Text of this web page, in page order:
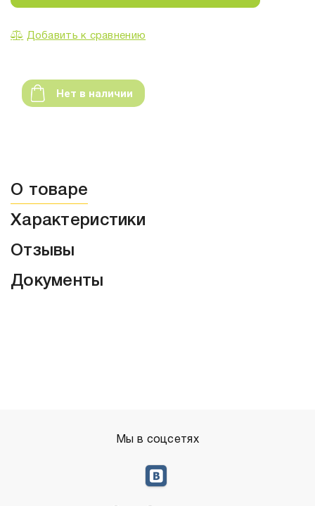
Добавить к сравнению
Нет в наличии
О товаре
Характеристики
Отзывы
Документы
Мы в соцсетях